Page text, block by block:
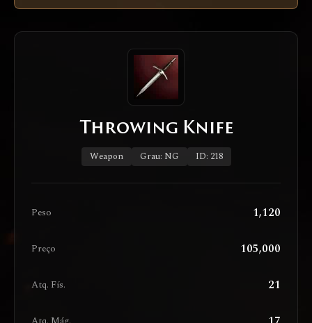
Throwing Knife
Weapon Grau: NG ID: 218
Peso 1,120
Preço 105,000
Atq. Fís. 21